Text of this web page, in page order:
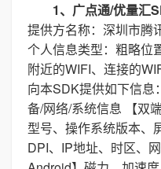
1、广点通/优量汇
提供方名称：深圳市腾
个人信息类型：粗略位
附近的WIFI、连接的
向本SDK提供如下信息
备/网络/系统信息 【双
型号、操作系统版本、
DPI、IP地址、时区、